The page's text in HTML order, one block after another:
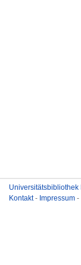
Universitätsbibliothek
Kontakt- Impressum -